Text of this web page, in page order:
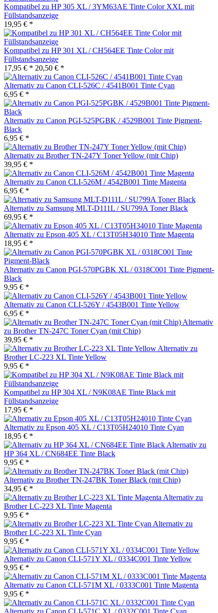
Kompatibel zu HP 305 XL / 3YM63AE Tinte Color XXL mit
Füllstandsanzeige
19,95 € *
Kompatibel zu HP 301 XL / CH564EE Tinte Color mit
Füllstandsanzeige
17,95 € * 20,50 € *
Alternativ zu Canon CLI-526C / 4541B001 Tinte Cyan
6,95 € *
Alternativ zu Canon PGI-525PGBK / 4529B001 Tinte Pigment-
Black
6,95 € *
Alternativ zu Brother TN-247Y Toner Yellow (mit Chip)
39,95 € *
Alternativ zu Canon CLI-526M / 4542B001 Tinte Magenta
6,95 € *
Alternativ zu Samsung MLT-D111L / SU799A Toner Black
69,95 € *
Alternativ zu Epson 405 XL / C13T05H34010 Tinte Magenta
18,95 € *
Alternativ zu Canon PGI-570PGBK XL / 0318C001 Tinte Pigment-
Black
9,95 € *
Alternativ zu Canon CLI-526Y / 4543B001 Tinte Yellow
6,95 € *
Alternativ
zu Brother TN-247C Toner Cyan (mit Chip)
39,95 € *
Alternativ zu
Brother LC-223 XL Tinte Yellow
9,95 € *
Kompatibel zu HP 304 XL / N9K08AE Tinte Black mit
Füllstandsanzeige
17,95 € *
Alternativ zu Epson 405 XL / C13T05H24010 Tinte Cyan
18,95 € *
Alternativ zu
HP 364 XL / CN684EE Tinte Black
9,95 € *
Alternativ zu Brother TN-247BK Toner Black (mit Chip)
34,95 € *
Alternativ zu
Brother LC-223 XL Tinte Magenta
9,95 € *
Alternativ zu
Brother LC-223 XL Tinte Cyan
9,95 € *
Alternativ zu Canon CLI-571Y XL / 0334C001 Tinte Yellow
9,95 € *
Alternativ zu Canon CLI-571M XL / 0333C001 Tinte Magenta
9,95 € *